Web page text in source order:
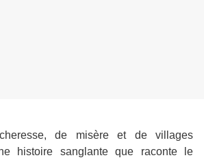
de misère et de villages
histoire sanglante que raconte le